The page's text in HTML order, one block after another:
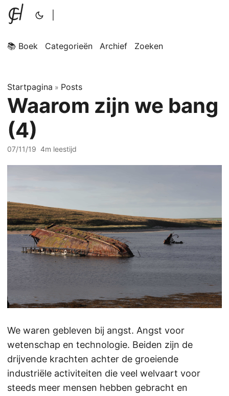
📚 Boek Categorieën Archief Zoeken
Startpagina » Posts
Waarom zijn we bang
(4)
07/11/19 4m leestijd
We waren gebleven bij angst. Angst voor
wetenschap en technologie. Beiden zijn de
drijvende krachten achter de groeiende
industriële activiteiten die veel welvaart voor
steeds meer mensen hebben gebracht en